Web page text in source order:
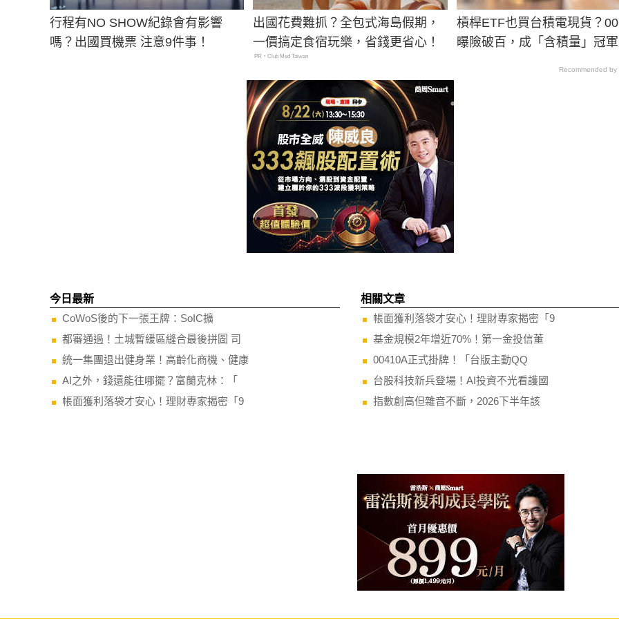
行程有NO SHOW紀錄會有影響
嗎？出國買機票 注意9件事！
出國花費難抓？全包式海島假期，
一價搞定食宿玩樂，省錢更省心！
PR・Club Med Taiwan
槓桿ETF也買台積電現貨？
曝險破百，成「含積量」冠軍
Recommended by
今日最新
CoWoS後的下一張王牌：SoIC擴
都審通過！土城暫緩區縫合最後拼圖 司
統一集團退出健身業！高齡化商機、健康
AI之外，錢還能往哪擺？富蘭克林：「
帳面獲利落袋才安心！理財專家揭密「9
相關文章
帳面獲利落袋才安心！理財專家揭密「9
基金規模2年增近70%！第一金投信董
00410A正式掛牌！「台版主動QQ
台股科技新兵登場！AI投資不光看護國
指數創高但雜音不斷，2026下半年該